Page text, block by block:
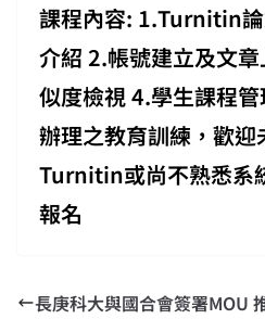
課程內容: 1.Turnitin
介紹 2.帳號建立及文
似度檢視 4.學生課程
辦理之教育訓練，歡迎
Turnitin或尚不熟悉系
報名
長庚科大與國合會簽署MOU